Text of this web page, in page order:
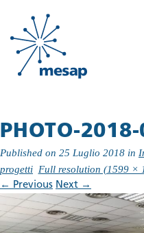
PHOTO-
Published on 25 Luglio 2018 in
progetti Full resolution (1599 ×
← Previous Next →